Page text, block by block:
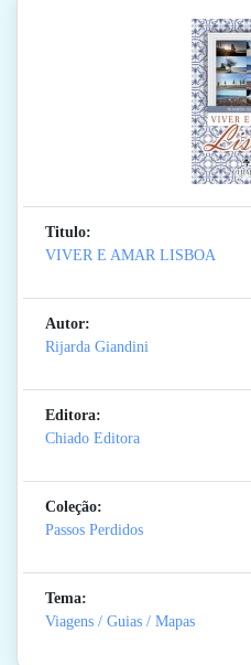
Titulo:
VIVER E AMAR LISBOA
Autor:
Rijarda Giandini
Editora:
Chiado Editora
Coleção:
Passos Perdidos
Tema:
Viagens / Guias / Mapas